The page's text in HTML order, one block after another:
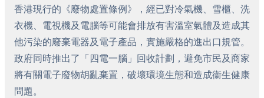
香港現行的《廢物處置條例》，經已對冷氣機、雪櫃、洗
衣機、電視機及電腦等可能會排放有害溫室氣體及造成其
他污染的廢棄電器及電子產品，實施嚴格的進出口規管。
政府同時推出了「四電一腦」回收計劃，避免市民及商家
將有關電子廢物胡亂棄置，破壞環境生態和造成衞生健康
問題。